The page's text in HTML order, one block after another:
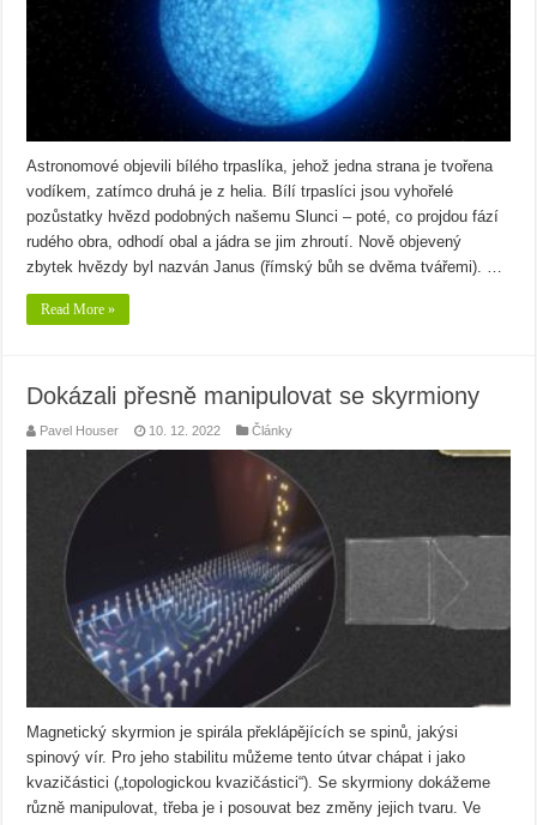
Astronomové objevili bílého trpaslíka, jehož jedna strana je tvořena
vodíkem, zatímco druhá je z helia. Bílí trpaslíci jsou vyhořelé
pozůstatky hvězd podobných našemu Slunci – poté, co projdou fází
rudého obra, odhodí obal a jádra se jim zhroutí. Nově objevený
zbytek hvězdy byl nazván Janus (římský bůh se dvěma tvářemi). …
Read More »
Dokázali přesně manipulovat se skyrmiony
Pavel Houser 10. 12. 2022 Články
Magnetický skyrmion je spirála překlápějících se spinů, jakýsi
spinový vír. Pro jeho stabilitu můžeme tento útvar chápat i jako
kvazičástici („topologickou kvazičástici“). Se skyrmiony dokážeme
různě manipulovat, třeba je i posouvat bez změny jejich tvaru. Ve